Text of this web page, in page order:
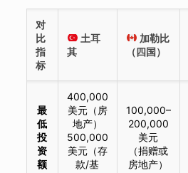
对
比
指
标
土耳
其
加勒比
（四国）
最
低
投
资
额
400,000
美元（房
地产）
500,000
美元（存
款/基
100,000–
200,000
美元
（捐赠或
房地产）